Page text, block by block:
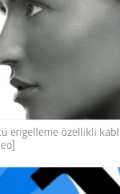
engelleme özellikli